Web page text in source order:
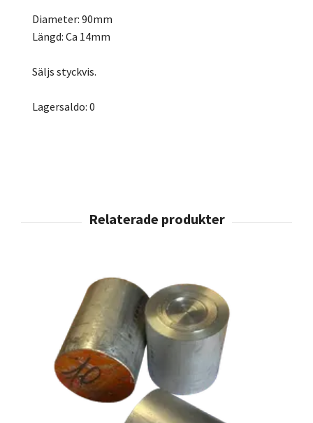
Diameter: 90mm
Längd: Ca 14mm
Säljs styckvis.
Lagersaldo: 0